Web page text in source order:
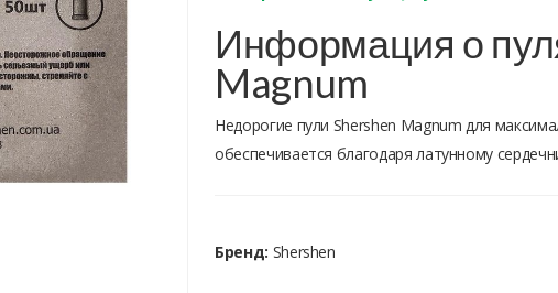
Информация о
Magnum
Недорогие пули Shershen Magnum для
обеспечивается благодаря латунному
Бренд: Shershen